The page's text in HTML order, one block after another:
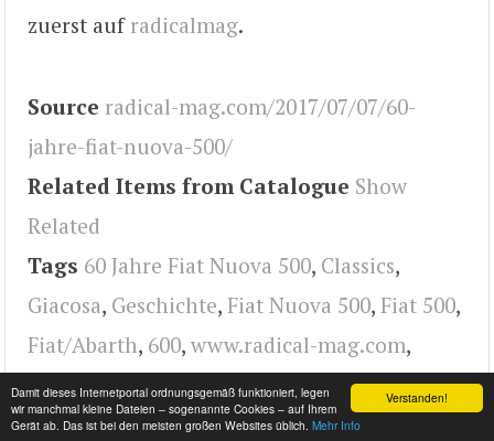
Verstanden!
Damit dieses Internetportal ordnungsgemäß funktioniert, legen
wir manchmal kleine Dateien – sogenannte Cookies – auf Ihrem
Gerät ab. Das ist bei den meisten großen Websites üblich. Mehr Info
zuerst auf radicalmag.
Source radical-mag.com/2017/07/07/60-
jahre-fiat-nuova-500/
Related Items from Catalogue Show
Related
Tags 60 Jahre Fiat Nuova 500, Classics,
Giacosa, Geschichte, Fiat Nuova 500, Fiat 500,
Fiat/Abarth, 600, www.radical-mag.com,
history,radical,Fiat